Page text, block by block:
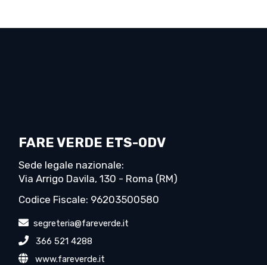
FARE VERDE ETS-ODV
Sede legale nazionale:
Via Arrigo Davila, 130 - Roma (RM)
Codice Fiscale: 96203500580
segreteria@fareverde.it
366 521 4288
www.fareverde.it